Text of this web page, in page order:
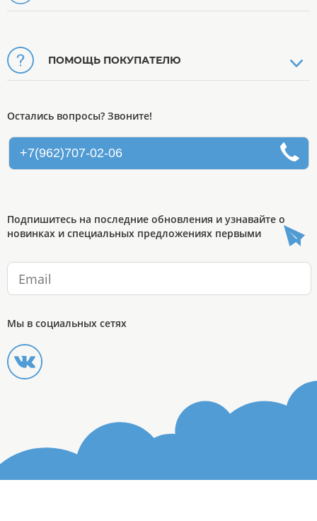
ПОМОЩЬ ПОКУПАТЕЛЮ
Остались вопросы? Звоните!
+7(962)707-02-06
Подпишитесь на последние обновления и узнавайте о
новинках и специальных предложениях первыми
Мы в социальных сетях